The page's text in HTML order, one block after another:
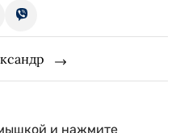
и нажмите